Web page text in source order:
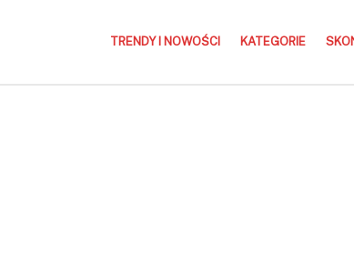
TRENDY I NOWOŚCI KATEGORIE